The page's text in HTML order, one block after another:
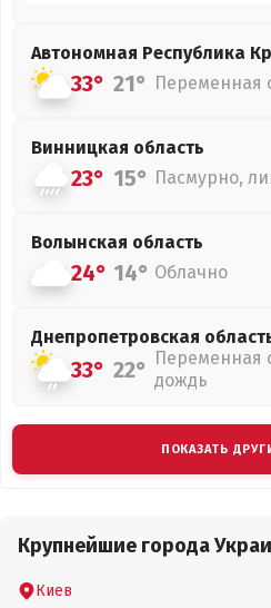
Автономная Республика
33° 21° Переменная
Винницкая область
23° 15° Пасмурно,
Волынская область
24° 14° Облачно
Днепропетровская
33° 22° Переменная
дождь
ПОКАЗАТЬ
Крупнейшие города
Киев